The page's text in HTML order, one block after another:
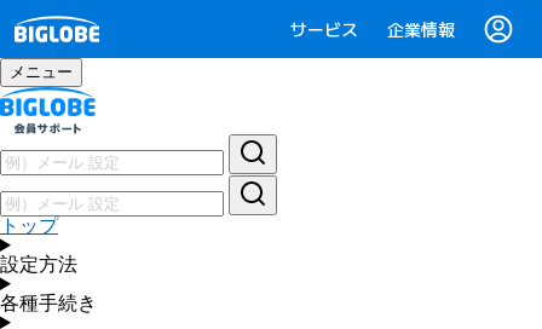
サービス 企業情報
メニュー
トップ
設定方法
各種手続き